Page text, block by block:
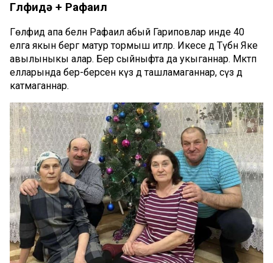
Гөлфидә + Рафаил
Гөлфидә апа белән Рафаил абый Гариповлар инде 40
елга якын бергә матур тормыш итәләр. Икесе дә Түбән Яке
авылыныкы алар. Бер сыйныфта да укыганнар. Мәктәп
елларында бер-берсенә күз дә ташламаганнар, сүз дә
катмаганнар.